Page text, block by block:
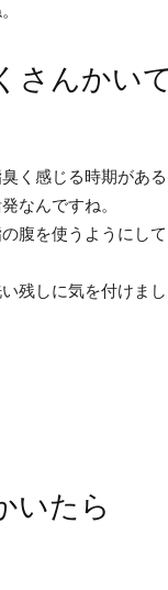
さんかい
く感じる時期がある
なんですね。
腹を使うようにし
残しに気を付けまし
いたら